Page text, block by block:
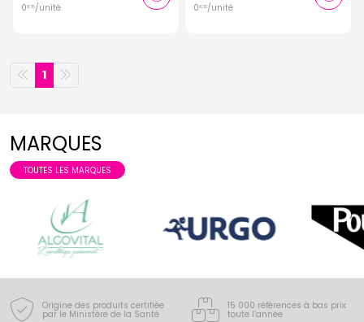
0€ 15/unité 0€ 10/unité
1
MARQUES
TOUTES LES MARQUES
Origine des produits certifiée
par le Ministère de la Santé
15 000 références à bas prix
toute l’année